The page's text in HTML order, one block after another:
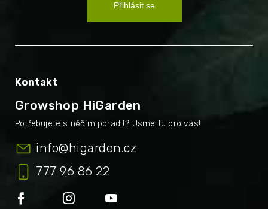
Přihlásit se
Kontakt
Growshop HiGarden
info@higarden.cz
777 96 86 22